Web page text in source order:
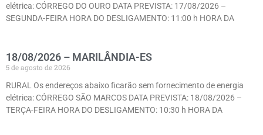
elétrica: CÓRREGO DO OURO DATA PREVISTA: 17/08/2026 –
SEGUNDA-FEIRA HORA DO DESLIGAMENTO: 11:00 h HORA DA
18/08/2026 – MARILÂNDIA-ES
5 de agosto de 2026
RURAL Os endereços abaixo ficarão sem fornecimento de energia
elétrica: CÓRREGO SÃO MARCOS DATA PREVISTA: 18/08/2026 –
TERÇA-FEIRA HORA DO DESLIGAMENTO: 10:30 h HORA DA